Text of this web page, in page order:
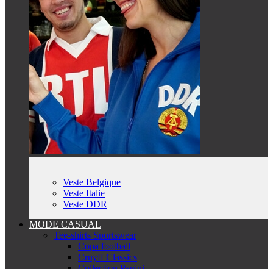
Veste Belgique
Veste Italie
Veste DDR
MODE CASUAL
Tee-shirts Sportswear
Copa football
Cruyff Classics